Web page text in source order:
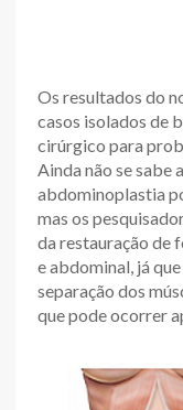
Os resultados do
casos isolados de
cirúrgico para
Ainda não se sabe
abdominoplastia
mas os
da restauração de
e abdominal, já
separação dos
que pode ocorrer